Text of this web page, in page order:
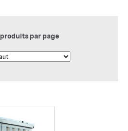
produits par page